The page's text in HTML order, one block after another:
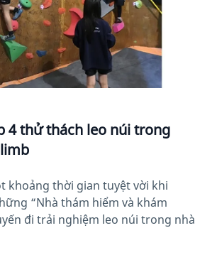
4 thử thách leo núi trong
khoảng thời gian tuyệt vời khi
“Nhà thám hiểm và khám
đi trải nghiệm leo núi trong nhà